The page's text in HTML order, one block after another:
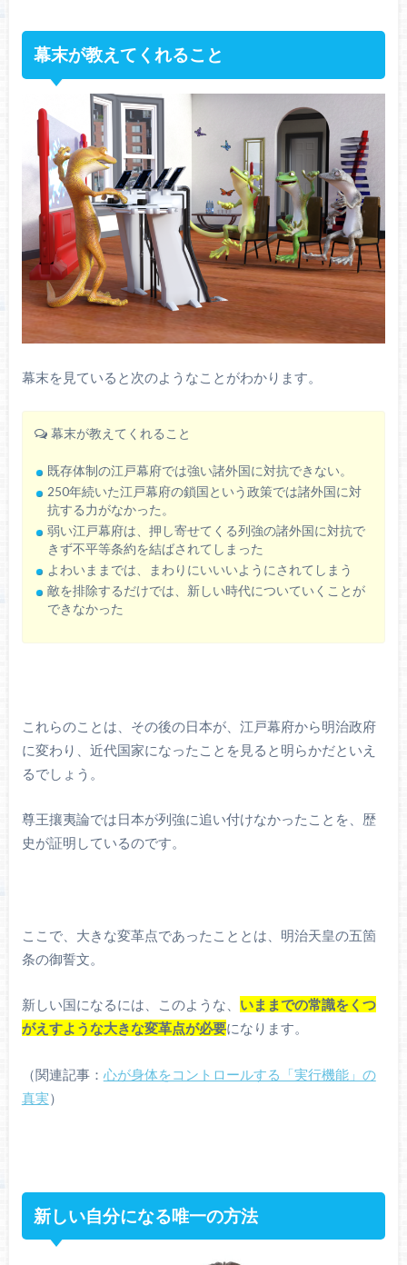
幕末が教えてくれること
幕末を見ていると次のようなことがわかります。
幕末が教えてくれること
既存体制の江戸幕府では強い諸外国に対抗できない。
250年続いた江戸幕府の鎖国という政策では諸外国に対
抗する力がなかった。
弱い江戸幕府は、押し寄せてくる列強の諸外国に対抗で
きず不平等条約を結ばされてしまった
よわいままでは、まわりにいいいようにされてしまう
敵を排除するだけでは、新しい時代についていくことが
できなかった
これらのことは、その後の日本が、江戸幕府から明治政府
に変わり、近代国家になったことを見ると明らかだといえ
るでしょう。
尊王攘夷論では日本が列強に追い付けなかったことを、歴
史が証明しているのです。
ここで、大きな変革点であったこととは、明治天皇の五箇
条の御誓文。
新しい国になるには、このような、 いままでの常識をくつ
がえすような大きな変革点が必要になります。
（関連記事： 心が身体をコントロールする「実行機能」の
真実）
新しい自分になる唯一の方法